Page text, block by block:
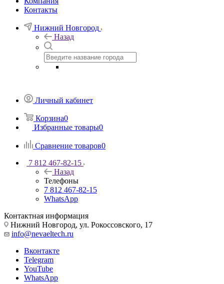
Контакты
Нижний Новгород
Назад
Личный кабинет
Корзина0
Избранные товары0
Сравнение товаров0
7 812 467-82-15
Назад
Телефоны
7 812 467-82-15
WhatsApp
Контактная информация
Нижний Новгород, ул. Рокоссовского, 17
info@nevaeltech.ru
Вконтакте
Telegram
YouTube
WhatsApp